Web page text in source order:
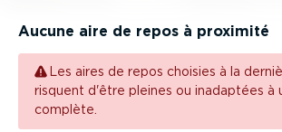
Aucune aire de repos à proximité
Les aires de repos choisies à la
risquent d'être pleines ou inadaptées à
complète.